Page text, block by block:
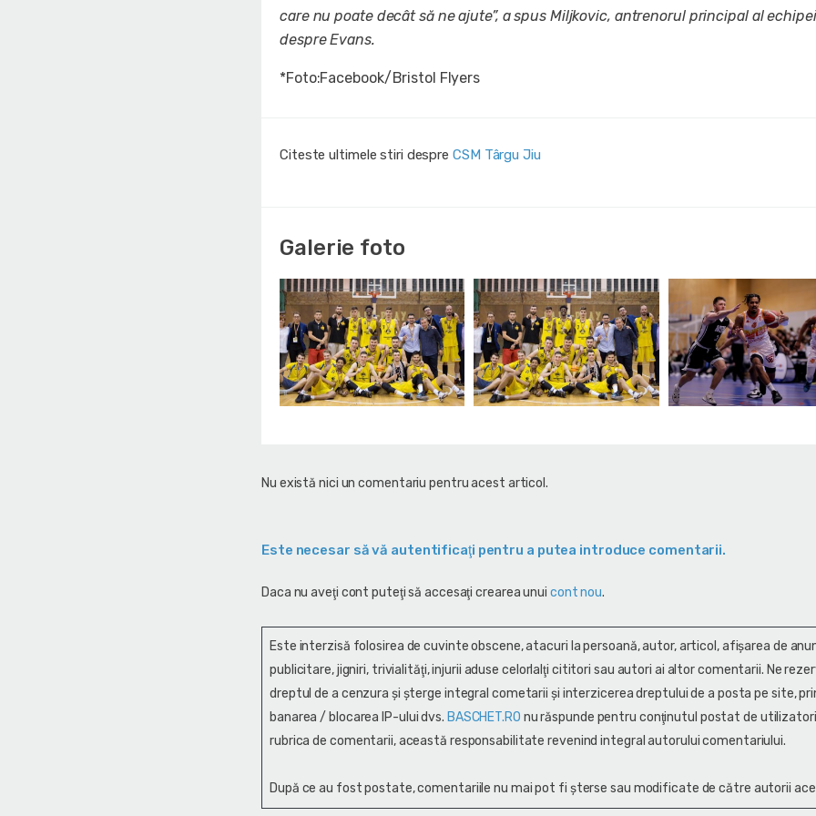
care nu poate decât să ne ajute”, a spus Miljkovic, antrenorul principal al
despre Evans.
*Foto:Facebook/Bristol Flyers
Citeste ultimele stiri despre CSM Târgu Jiu
Galerie foto
Nu există nici un comentariu pentru acest articol.
Este necesar să vă autentificaţi pentru a putea introduce comentarii.
Daca nu aveţi cont puteţi să accesaţi crearea unui cont nou.
Este interzisă folosirea de cuvinte obscene, atacuri la persoană, autor, articol, afişarea de
publicitare, jigniri, trivialităţi, injurii aduse celorlalţi cititori sau autori ai altor comentarii. Ne
dreptul de a cenzura și şterge integral cometarii și interzicerea dreptului de a posta pe site,
banarea / blocarea IP-ului dvs. BASCHET.RO nu răspunde pentru conţinutul postat de
rubrica de comentarii, această responsabilitate revenind integral autorului comentariului.
După ce au fost postate, comentariile nu mai pot fi șterse sau modificate de către autorii